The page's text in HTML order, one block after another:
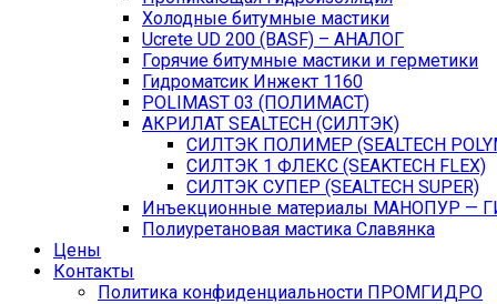
Холодные битумные мастики
Ucrete UD 200 (BASF) – АНАЛОГ
Горячие битумные мастики и герметики
Гидроматсик Инжект 1160
POLIMAST 03 (ПОЛИМАСТ)
АКРИЛАТ SEALTECH (СИЛТЭК)
СИЛТЭК ПОЛИМЕР (SEALTECH
СИЛТЭК 1 ФЛЕКС (SEAKTECH FLEX)
СИЛТЭК СУПЕР (SEALTECH SUPER)
Инъекционные материалы МАНОПУР —
Полиуретановая мастика Славянка
Цены
Контакты
Политика конфиденциальности ПРОМГИДРО